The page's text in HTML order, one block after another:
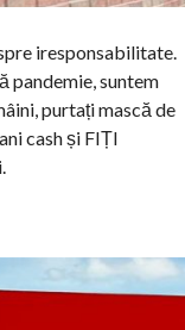
iresponsabilitate.
pandemie, suntem
purtați mască de
cash și FIȚI